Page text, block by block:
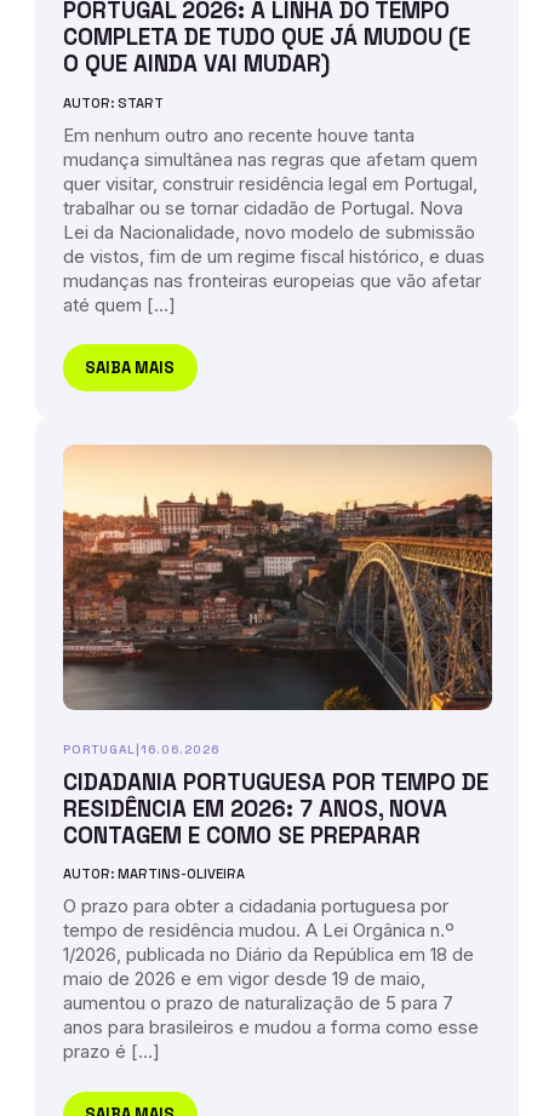
PORTUGAL 2026: A LINHA DO TEMPO
COMPLETA DE TUDO QUE JÁ MUDOU (E
O QUE AINDA VAI MUDAR)
AUTOR: START
Em nenhum outro ano recente houve tanta
mudança simultânea nas regras que afetam quem
quer visitar, construir residência legal em Portugal,
trabalhar ou se tornar cidadão de Portugal. Nova
Lei da Nacionalidade, novo modelo de submissão
de vistos, fim de um regime fiscal histórico, e duas
mudanças nas fronteiras europeias que vão afetar
até quem […]
SAIBA MAIS
PORTUGAL 16.06.2026
CIDADANIA PORTUGUESA POR TEMPO DE
RESIDÊNCIA EM 2026: 7 ANOS, NOVA
CONTAGEM E COMO SE PREPARAR
AUTOR: MARTINS-OLIVEIRA
O prazo para obter a cidadania portuguesa por
tempo de residência mudou. A Lei Orgânica n.º
1/2026, publicada no Diário da República em 18 de
maio de 2026 e em vigor desde 19 de maio,
aumentou o prazo de naturalização de 5 para 7
anos para brasileiros e mudou a forma como esse
prazo é […]